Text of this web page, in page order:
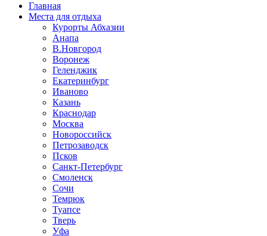
Главная
Места для отдыха
Курорты Абхазии
Анапа
В.Новгород
Воронеж
Геленджик
Екатеринбург
Иваново
Казань
Краснодар
Москва
Новороссийск
Петрозаводск
Псков
Санкт-Петербург
Смоленск
Сочи
Темрюк
Туапсе
Тверь
Уфа